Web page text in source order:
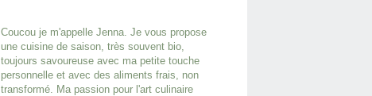
Coucou je m'appelle Jenna. Je vous propose
une cuisine de saison, très souvent bio,
toujours savoureuse avec ma petite touche
personnelle et avec des aliments frais, non
transformé. Ma passion pour l'art culinaire